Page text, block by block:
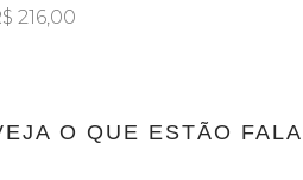
216,00
O QUE ESTÃO